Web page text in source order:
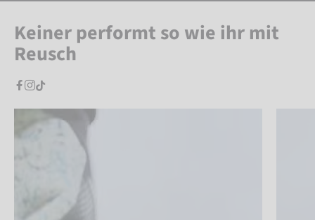
Keiner performt so wie ihr mit
Reusch